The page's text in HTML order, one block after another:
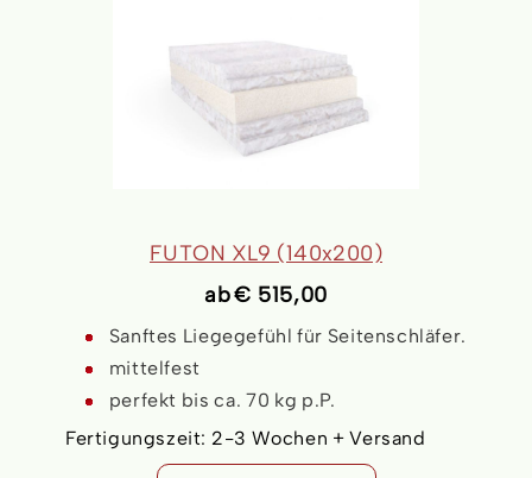
FUTON XL9 (140x200)
ab€ 515,00
Sanftes Liegegefühl für Seitenschläfer.
mittelfest
perfekt bis ca. 70 kg p.P.
Fertigungszeit: 2-3 Wochen + Versand